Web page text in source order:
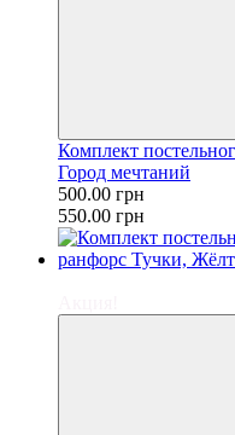
Комплект
Город мечтаний
500.00 грн
550.00 грн